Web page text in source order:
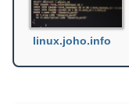
linux.joho.info